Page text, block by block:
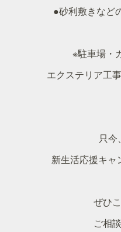
●砂利敷きなど
※駐車場・
エクステリア工
只今
新生活応援キャ
ぜひ
ご相